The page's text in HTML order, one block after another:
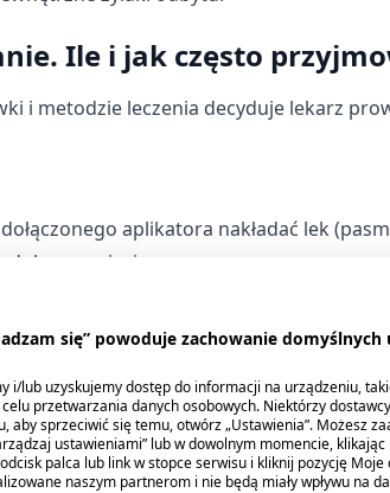
Ile i jak często
i metodzie leczenia decyduje lekarz
aplikatora nakładać lek
dobę rano i wieczorem.
ostrych objawów lek można stosować
ulotce o zastosowaniu leku Procto-
się” powoduje zachowanie
i/lub uzyskujemy dostęp do informacji na urządzeniu,
przetwarzania danych osobowych. Niektórzy
aby sprzeciwić się temu, otwórz „Ustawienia”. Możesz
ustawieniami” lub w dowolnym momencie,
palca lub link w stopce serwisu i kliknij pozycję
naszym partnerom i nie będą miały wpływu na